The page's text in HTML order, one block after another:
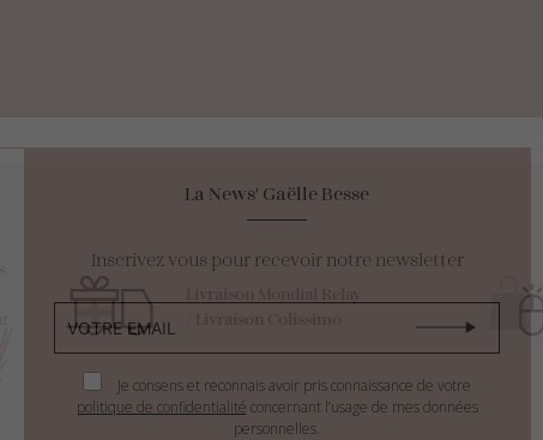
Livraison Mondial Relay
/
Livraison Colissimo
La News' Gaëlle Besse
Inscrivez vous pour recevoir notre newsletter
Je consens et reconnais avoir pris connaissance de votre
politique de confidentialité concernant l’usage de mes données
personnelles.